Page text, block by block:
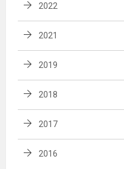
2022
2021
2019
2018
2017
2016